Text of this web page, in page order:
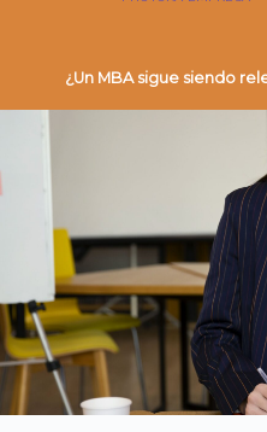
¿Un MBA sigue siendo